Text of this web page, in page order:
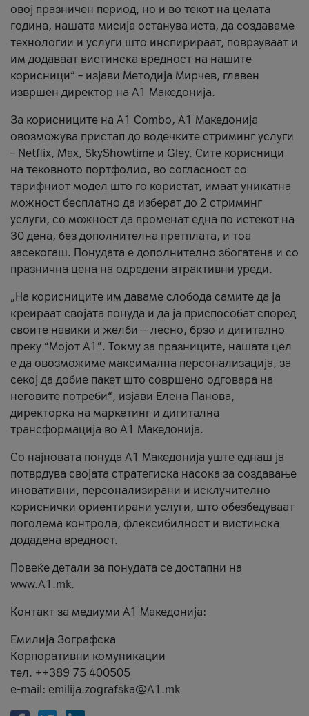
овој празничен период, но и во текот на целата
година, нашата мисија останува иста, да создаваме
технологии и услуги што инспирираат, поврзуваат и
им додаваат вистинска вредност на нашите
корисници“ – изјави Методија Мирчев, главен
извршен директор на А1 Македонија.
За корисниците на A1 Combo, А1 Македонија
овозможува пристап до водечките стриминг услуги
– Netflix, Max, SkyShowtime и Gley. Сите корисници
на тековното портфолио, во согласност со
тарифниот модел што го користат, имаат уникатна
можност бесплатно да изберат до 2 стриминг
услуги, со можност да променат една по истекот на
30 дена, без дополнителна претплата, и тоа
засекогаш. Понудата е дополнително збогатена и со
празнична цена на одредени атрактивни уреди.
„На корисниците им даваме слобода самите да ја
креираат својата понуда и да ја приспособат според
своите навики и желби — лесно, брзо и дигитално
преку “Мојот А1”. Токму за празниците, нашата цел
е да овозможиме максимална персонализација, за
секој да добие пакет што совршено одговара на
неговите потреби“, изјави Елена Панова,
директорка на маркетинг и дигитална
трансформација во А1 Македонија.
Со најновата понуда А1 Македонија уште еднаш ја
потврдува својата стратегиска насока за создавање
иновативни, персонализирани и исклучително
кориснички ориентирани услуги, што обезбедуваат
поголема контрола, флексибилност и вистинска
додадена вредност.
Повеќе детали за понудата се достапни на
www.А1.mk.
Контакт за медиуми А1 Македонија:
Емилија Зографска
Корпоративни комуникации
тел. ++389 75 400505
e-mail: emilija.zografska@A1.mk